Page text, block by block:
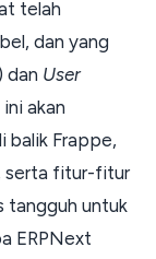
telah
dan yang
dan User
akan
balik Frappe,
serta fitur-fitur
tangguh untuk
ERPNext